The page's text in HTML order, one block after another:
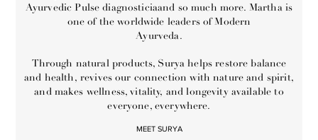
Ayurvedic Pulse diagnosticiaand so much more. Martha is
one of the worldwide leaders of Modern
Ayurveda.
Through natural products, Surya helps restore balance
and health, revives our connection with nature and spirit,
and makes wellness, vitality, and longevity available to
everyone, everywhere.
MEET SURYA